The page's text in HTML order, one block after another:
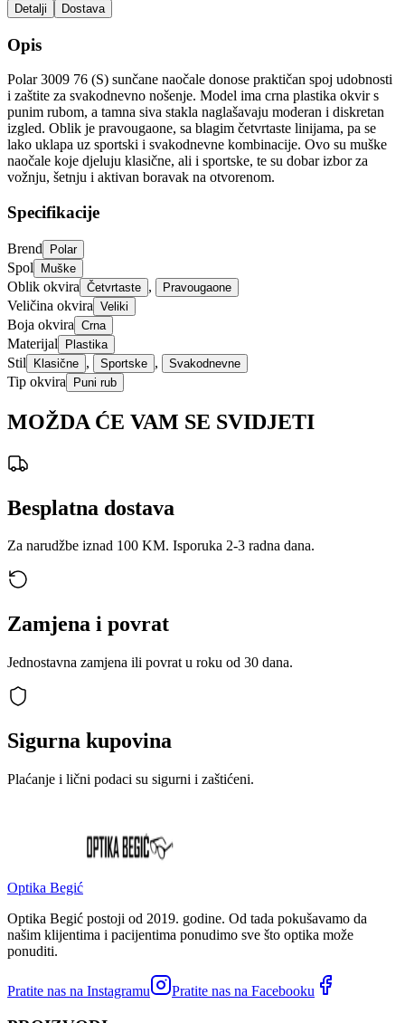
Detalji Dostava
Opis
Polar 3009 76 (S) sunčane naočale donose praktičan spoj udobnosti
i zaštite za svakodnevno nošenje. Model ima crna plastika okvir s
punim rubom, a tamna siva stakla naglašavaju moderan i diskretan
izgled. Oblik je pravougaone, sa blagim četvrtaste linijama, pa se
lako uklapa uz sportski i svakodnevne kombinacije. Ovo su muške
naočale koje djeluju klasične, ali i sportske, te su dobar izbor za
vožnju, šetnju i aktivan boravak na otvorenom.
Specifikacije
Brend Polar
Spol Muške
Oblik okvira Četvrtaste , Pravougaone
Veličina okvira Veliki
Boja okvira Crna
Materijal Plastika
Stil Klasične , Sportske , Svakodnevne
Tip okvira Puni rub
MOŽDA ĆE VAM SE SVIDJETI
Besplatna dostava
Za narudžbe iznad 100 KM. Isporuka 2-3 radna dana.
Zamjena i povrat
Jednostavna zamjena ili povrat u roku od 30 dana.
Sigurna kupovina
Plaćanje i lični podaci su sigurni i zaštićeni.
Optika Begić
Optika Begić postoji od 2019. godine. Od tada pokušavamo da
našim klijentima i pacijentima ponudimo sve što optika može
ponuditi.
Pratite nas na Instagramu Pratite nas na Facebooku